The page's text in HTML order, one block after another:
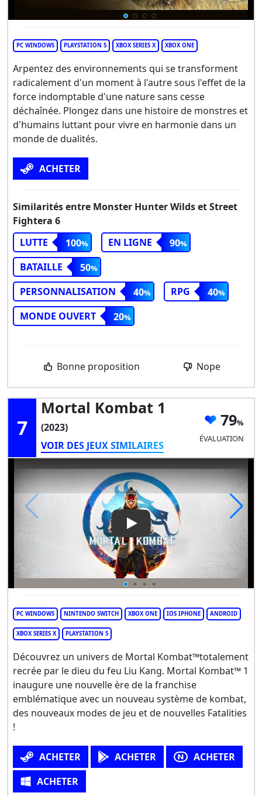
PC WINDOWS PLAYSTATION 5 XBOX SERIES X XBOX ONE
Arpentez des environnements qui se transforment
radicalement d'un moment à l'autre sous l'effet de la
force indomptable d'une nature sans cesse
déchaînée. Plongez dans une histoire de monstres et
d'humains luttant pour vivre en harmonie dans un
monde de dualités.
ACHETER
Similarités entre Monster Hunter Wilds et Street
Fightera 6
LUTTE
100 EN LIGNE
90
BATAILLE
50
PERSONNALISATION
40 RPG
40
MONDE OUVERT
20
Bonne proposition Nope
7
Mortal Kombat 1
(2023)
VOIR DES JEUX SIMILAIRES
79
ÉVALUATION
Play Video: Mortal Kombat 1
PC WINDOWS NINTENDO SWITCH XBOX ONE IOS IPHONE ANDROID
XBOX SERIES X PLAYSTATION 5
Découvrez un univers de Mortal Kombat™totalement
recrée par le dieu du feu Liu Kang. Mortal Kombat™ 1
inaugure une nouvelle ère de la franchise
emblématique avec un nouveau système de kombat,
des nouveaux modes de jeu et de nouvelles Fatalities
!
ACHETER ACHETER
ACHETER
ACHETER